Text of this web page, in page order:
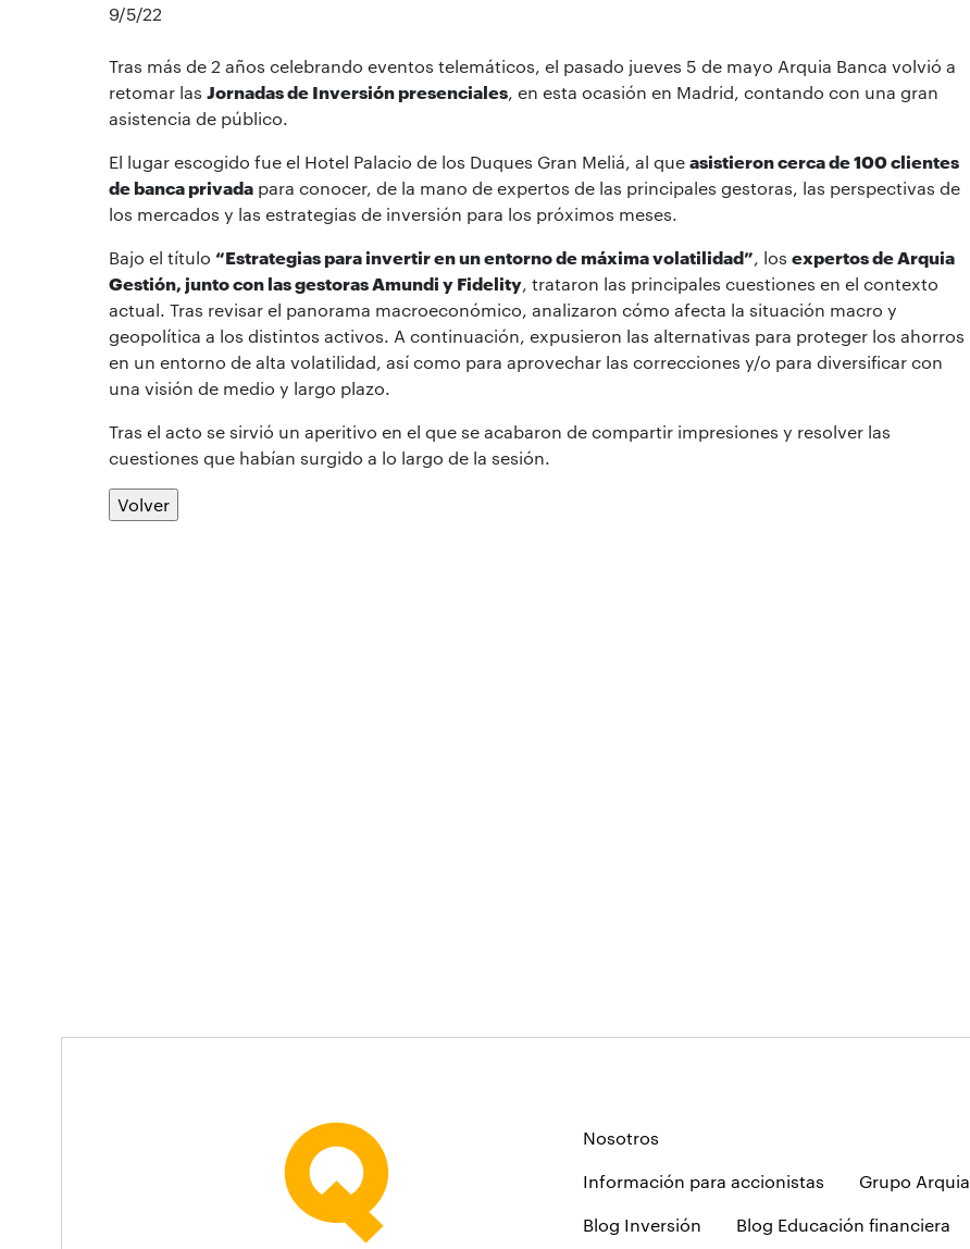
9/5/22
Tras más de 2 años celebrando eventos telemáticos, el pasado jueves 5 de mayo Arquia Banca volvió a
retomar las Jornadas de Inversión presenciales, en esta ocasión en Madrid, contando con una gran
asistencia de público.
El lugar escogido fue el Hotel Palacio de los Duques Gran Meliá, al que asistieron cerca de 100 clientes
de banca privada para conocer, de la mano de expertos de las principales gestoras, las perspectivas de
los mercados y las estrategias de inversión para los próximos meses.
Bajo el título “Estrategias para invertir en un entorno de máxima volatilidad”, los expertos de Arquia
Gestión, junto con las gestoras Amundi y Fidelity, trataron las principales cuestiones en el contexto
actual. Tras revisar el panorama macroeconómico, analizaron cómo afecta la situación macro y
geopolítica a los distintos activos. A continuación, expusieron las alternativas para proteger los ahorros
en un entorno de alta volatilidad, así como para aprovechar las correcciones y/o para diversificar con
una visión de medio y largo plazo.
Tras el acto se sirvió un aperitivo en el que se acabaron de compartir impresiones y resolver las
cuestiones que habían surgido a lo largo de la sesión.
Volver
Nosotros
Información para accionistas Grupo Arquia
Blog Inversión Blog Educación financiera